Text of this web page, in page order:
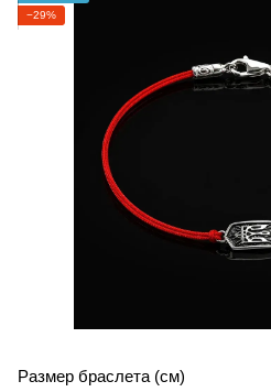
−29%
Размер браслета (см)